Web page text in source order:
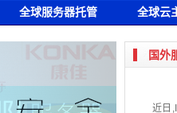
全球服务器托管 全球云
国外
近日